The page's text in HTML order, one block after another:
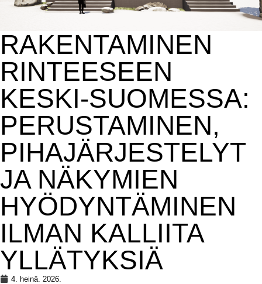
RAKENTAMINEN
RINTEESEEN
KESKI-SUOMESSA:
PERUSTAMINEN,
PIHAJÄRJESTELYT
JA NÄKYMIEN
HYÖDYNTÄMINEN
ILMAN KALLIITA
YLLÄTYKSIÄ
4. heinä. 2026.